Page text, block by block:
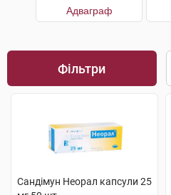
Адваграф
Фільтри
Сандімун Неорал капсули 25